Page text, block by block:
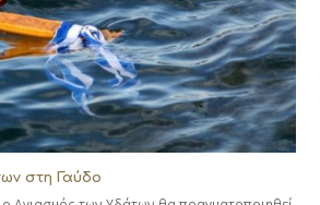
στη Γαύδο